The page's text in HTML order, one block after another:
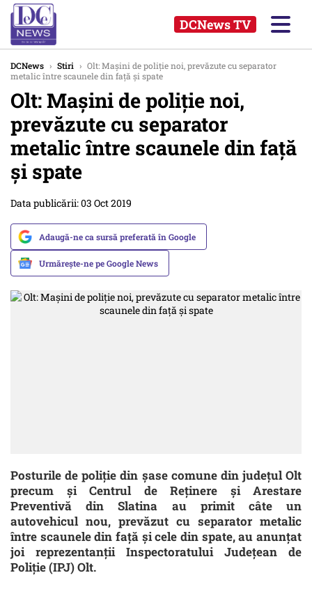
DCNews TV
DCNews › Stiri › Olt: Maşini de poliţie noi, prevăzute cu separator
metalic între scaunele din faţă şi spate
Olt: Maşini de poliţie noi,
prevăzute cu separator
metalic între scaunele din faţă
şi spate
Data publicării: 03 Oct 2019
Adaugă-ne ca sursă preferată în Google
Urmărește-ne pe Google News
Posturile de poliţie din şase comune din judeţul Olt
precum şi Centrul de Reţinere şi Arestare
Preventivă din Slatina au primit câte un
autovehicul nou, prevăzut cu separator metalic
între scaunele din faţă şi cele din spate, au anunţat
joi reprezentanţii Inspectoratului Judeţean de
Poliţie (IPJ) Olt.